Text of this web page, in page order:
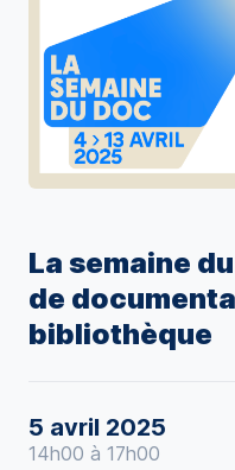
La semaine
de
bibliothèque
5 avril 2025
14h00 à 17h00